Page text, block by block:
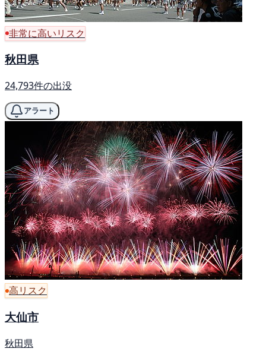
非常に高いリスク
秋田県
24,793件の出没
アラート
高リスク
大仙市
秋田県